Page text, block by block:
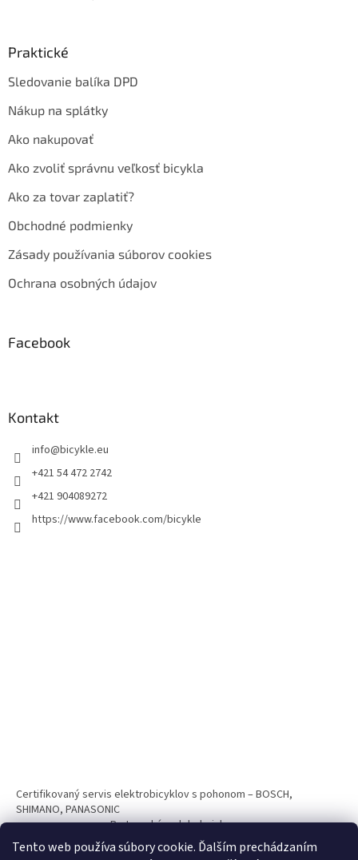
Tento web používa súbory cookie. Ďalším prechádzaním
Praktické
Sledovanie balíka DPD
Nákup na splátky
Ako nakupovať
Ako zvoliť správnu veľkosť bicykla
Ako za tovar zaplatiť?
Obchodné podmienky
Zásady používania súborov cookies
Ochrana osobných údajov
Facebook
Kontakt
info@bicykle.eu
+421 54 472 2742
+421 904089272
https://www.facebook.com/bicykle
Certifikovaný servis elektrobicyklov s pohonom – BOSCH,
SHIMANO, PANASONIC
Partnerský web hokejshop.eu